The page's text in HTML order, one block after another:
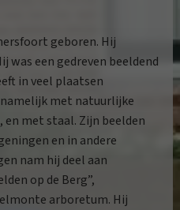
geboren. Hij
was een gedreven beeldend
in veel plaatsen
met natuurlijke
met staal. Zijn beelden
en in andere
nam hij deel aan
op de Berg”,
arboretum. Hij